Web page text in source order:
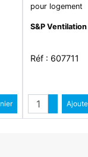
pour logement
jusqu\'à 6
S&P Ventilation
Réf : 607711
Quantité